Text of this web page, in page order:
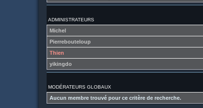
ADMINISTRATEURS
Michel
Pierrebouteloup
Thien
yikingdo
MODÉRATEURS GLOBAUX
Aucun membre trouvé pour ce critère de recherche.